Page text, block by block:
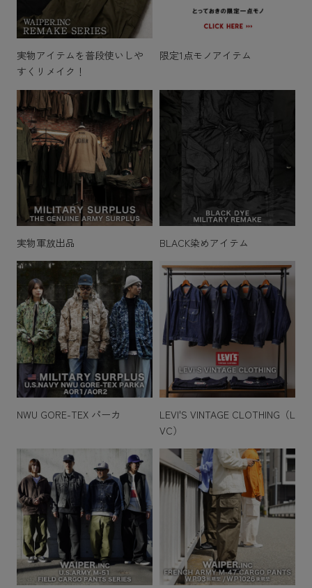
実物アイテムを普段使いしや
すくリメイク！
限定1点モノアイテム
実物軍放出品 BLACK染めアイテム
NWU GORE-TEX パーカ
LEVI'S VINTAGE CLOTHING（L
VC）